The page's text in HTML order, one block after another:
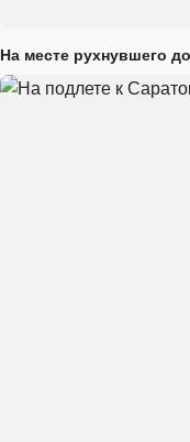
На месте рухнувшего